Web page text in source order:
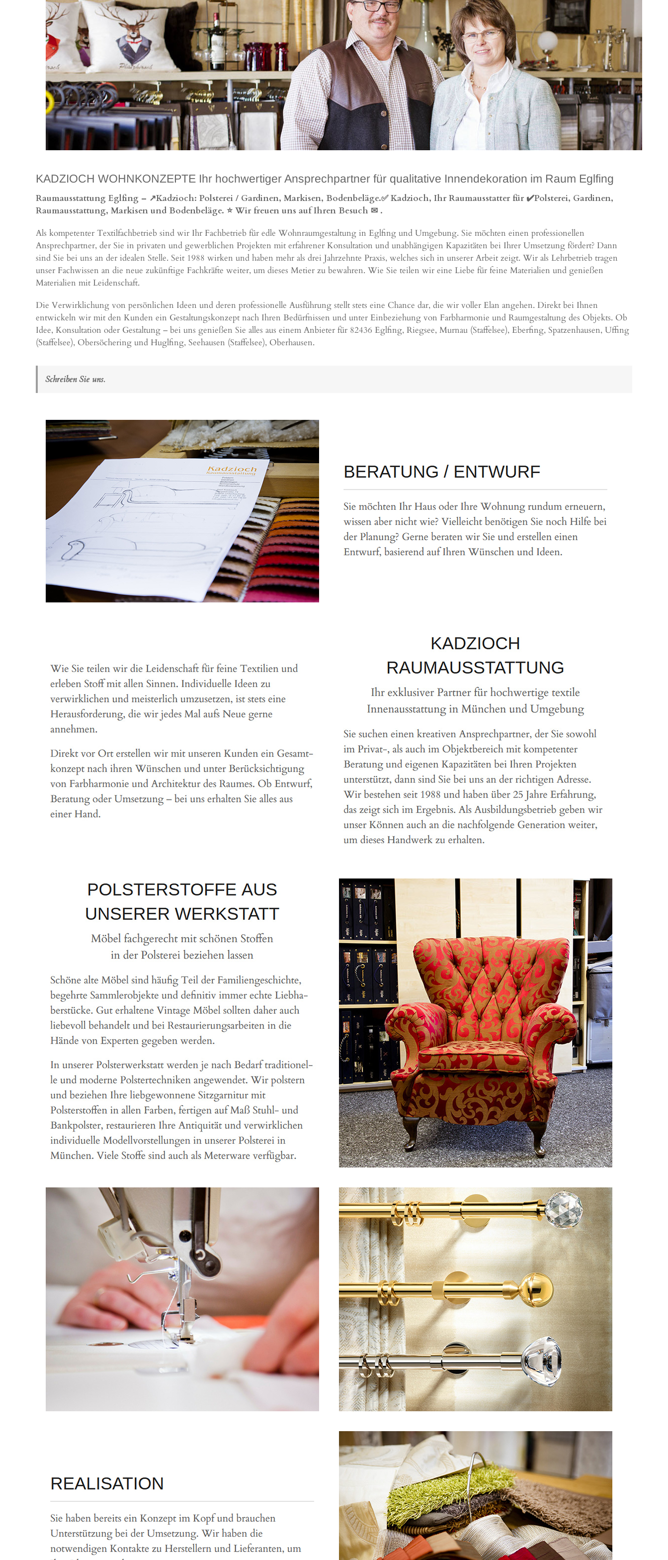
KADZIOCH WOHNKONZEPTE Ihr hochwertiger Ansprechpartner für qualitative Innendekoration im Raum Eglfing
Raumausstattung Eglfing – ↗️Kadzioch: Polsterei / Gardinen, Markisen, Bodenbeläge.✅ Kadzioch, Ihr Raumausstatter für ✔️Polsterei, Gardinen,
Raumausstattung, Markisen und Bodenbeläge. ⭐ Wir freuen uns auf Ihren Besuch ✉ .
Als kompetenter Textilfachbetrieb sind wir Ihr Fachbetrieb für edle Wohnraumgestaltung in Eglfing und Umgebung. Sie möchten einen professionellen
Ansprechpartner, der Sie in privaten und gewerblichen Projekten mit erfahrener Konsultation und unabhängigen Kapazitäten bei Ihrer Umsetzung fördert? Dann
sind Sie bei uns an der idealen Stelle. Seit 1988 wirken und haben mehr als drei Jahrzehnte Praxis, welches sich in unserer Arbeit zeigt. Wir als Lehrbetrieb tragen
unser Fachwissen an die neue zukünftige Fachkräfte weiter, um dieses Metier zu bewahren. Wie Sie teilen wir eine Liebe für feine Materialien und genießen
Materialien mit Leidenschaft.
Die Verwirklichung von persönlichen Ideen und deren professionelle Ausführung stellt stets eine Chance dar, die wir voller Elan angehen. Direkt bei Ihnen
entwickeln wir mit den Kunden ein Gestaltungskonzept nach Ihren Bedürfnissen und unter Einbeziehung von Farbharmonie und Raumgestaltung des Objekts. Ob
Idee, Konsultation oder Gestaltung – bei uns genießen Sie alles aus einem Anbieter für 82436 Eglfing, Riegsee, Murnau (Staffelsee), Eberfing, Spatzenhausen, Uffing
(Staffelsee), Obersöchering und Huglfing, Seehausen (Staffelsee), Oberhausen.
Schreiben Sie uns.